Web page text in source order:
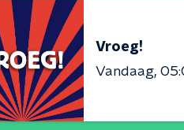
Vroeg!
Vandaag